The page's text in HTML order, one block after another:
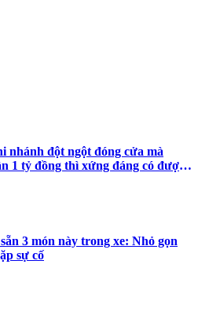
nhánh đột ngột đóng cửa mà
1 tỷ đồng thì xứng đáng có được
3 món này trong xe: Nhỏ gọn
sự cố